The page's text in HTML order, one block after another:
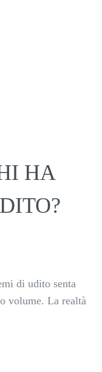
HA
di udito senta
volume. La realtà